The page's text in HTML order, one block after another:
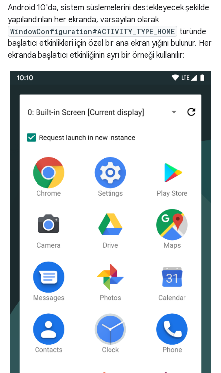
Android 10'da, sistem süslemelerini destekleyecek şekilde
yapılandırılan her ekranda, varsayılan olarak
WindowConfiguration#ACTIVITY_TYPE_HOME türünde
başlatıcı etkinlikleri için özel bir ana ekran yığını bulunur. Her
ekranda başlatıcı etkinliğinin ayrı bir örneği kullanılır: